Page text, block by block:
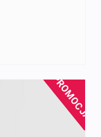
PROMOCJA!